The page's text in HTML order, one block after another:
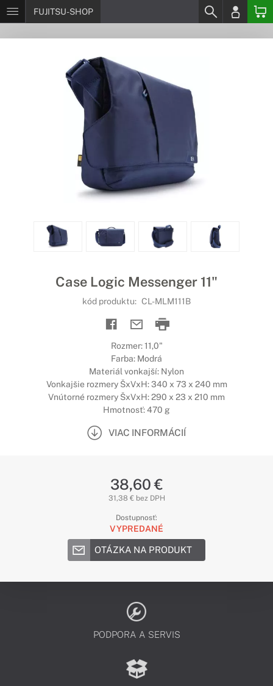
FUJITSU-SHOP
Case Logic Messenger 11"
kód produktu: CL-MLM111B
Rozmer: 11,0"
Farba: Modrá
Materiál vonkajší: Nylon
Vonkajšie rozmery ŠxVxH: 340 x 73 x 240 mm
Vnútorné rozmery ŠxVxH: 290 x 23 x 210 mm
Hmotnosť: 470 g
VIAC INFORMÁCIÍ
38,60 €
31,38 € bez DPH
Dostupnosť:
VYPREDANÉ
OTÁZKA NA PRODUKT
PODPORA A SERVIS